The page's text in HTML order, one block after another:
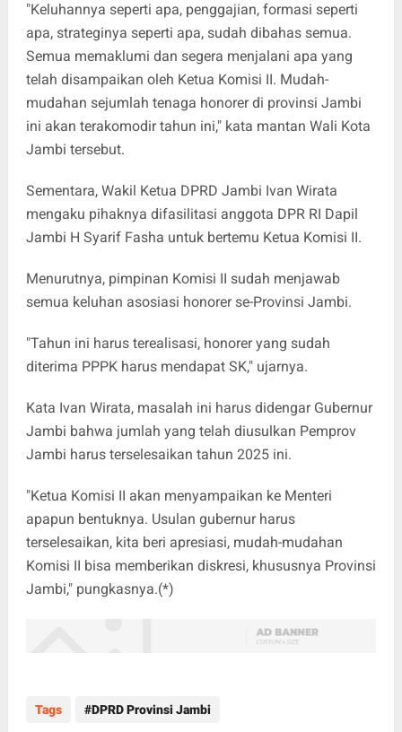
"Keluhannya seperti apa, penggajian, formasi seperti
apa, strateginya seperti apa, sudah dibahas semua.
Semua memaklumi dan segera menjalani apa yang
telah disampaikan oleh Ketua Komisi II. Mudah-
mudahan sejumlah tenaga honorer di provinsi Jambi
ini akan terakomodir tahun ini," kata mantan Wali Kota
Jambi tersebut.
Sementara, Wakil Ketua DPRD Jambi Ivan Wirata
mengaku pihaknya difasilitasi anggota DPR RI Dapil
Jambi H Syarif Fasha untuk bertemu Ketua Komisi II.
Menurutnya, pimpinan Komisi II sudah menjawab
semua keluhan asosiasi honorer se-Provinsi Jambi.
"Tahun ini harus terealisasi, honorer yang sudah
diterima PPPK harus mendapat SK," ujarnya.
Kata Ivan Wirata, masalah ini harus didengar Gubernur
Jambi bahwa jumlah yang telah diusulkan Pemprov
Jambi harus terselesaikan tahun 2025 ini.
"Ketua Komisi II akan menyampaikan ke Menteri
apapun bentuknya. Usulan gubernur harus
terselesaikan, kita beri apresiasi, mudah-mudahan
Komisi II bisa memberikan diskresi, khususnya Provinsi
Jambi," pungkasnya.(*)
Tags DPRD Provinsi Jambi